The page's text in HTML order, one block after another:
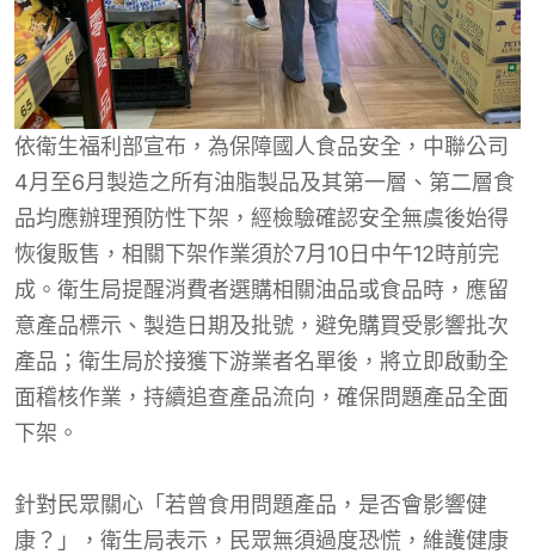
依衛生福利部宣布，為保障國人食品安全，中聯公司
4月至6月製造之所有油脂製品及其第一層、第二層食
品均應辦理預防性下架，經檢驗確認安全無虞後始得
恢復販售，相關下架作業須於7月10日中午12時前完
成。衛生局提醒消費者選購相關油品或食品時，應留
意產品標示、製造日期及批號，避免購買受影響批次
產品；衛生局於接獲下游業者名單後，將立即啟動全
面稽核作業，持續追查產品流向，確保問題產品全面
下架。
針對民眾關心「若曾食用問題產品，是否會影響健
康？」，衛生局表示，民眾無須過度恐慌，維護健康